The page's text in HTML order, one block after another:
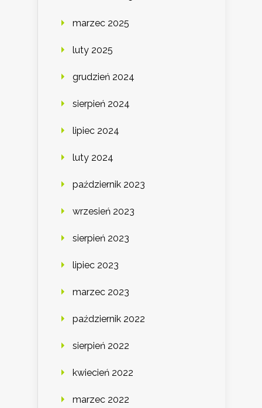
marzec 2025
luty 2025
grudzień 2024
sierpień 2024
lipiec 2024
luty 2024
październik 2023
wrzesień 2023
sierpień 2023
lipiec 2023
marzec 2023
październik 2022
sierpień 2022
kwiecień 2022
marzec 2022